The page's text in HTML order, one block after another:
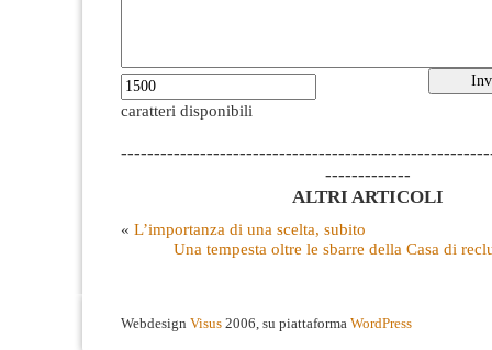
caratteri disponibili
-------------
ALTRI ARTICOLI
« L’importanza di una scelta, subito
Una tempesta oltre le sbarre della Casa di
Webdesign Visus 2006, su piattaforma WordPress